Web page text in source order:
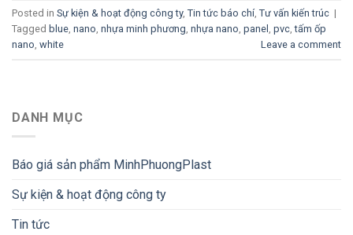
Posted in Sự kiện & hoạt động công ty, Tin tức báo chí Tư vấn kiến trúc |
Tagged blue nano nhựa minh phương nhựa nano panel pvc ,tấm ốp
nano white Leave a comment
DANH MỤC
Báo giá sản phẩm MinhPhuongPlast
Sự kiện & hoạt động công ty
Tin tức